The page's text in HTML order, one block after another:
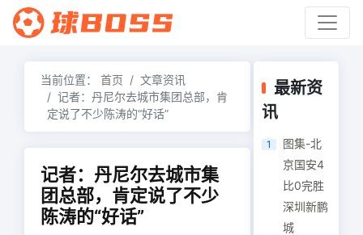
当前位置： 首页
文章资讯
记者：丹尼尔去城市集团总部，肯
定说了不少陈涛的“好话”
记者：丹尼尔去城市集
团总部，肯定说了不少
陈涛的“好话”
最新资
讯
1
图集-北
京国安4
比0完胜
深圳新鹏
城